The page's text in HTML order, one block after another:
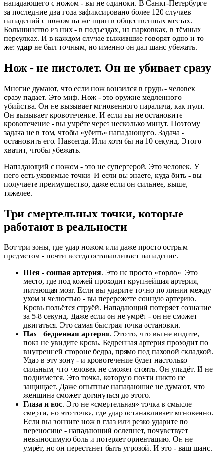
нападающего с ножом - вы не одиноки. В Санкт-Петербурге
за последние два года зафиксировано более 120 случаев
нападений с ножом на женщин в общественных местах.
Большинство из них - в подъездах, на парковках, в тёмных
переулках. И в каждом случае выжившие говорят одно и то
же: удар не был точным, но именно он дал шанс убежать.
Нож - не пистолет. Он не убивает сразу
Многие думают, что если нож вонзился в грудь - человек
сразу падает. Это миф. Нож - это оружие медленного
убийства. Он не вызывает мгновенного паралича, как пуля.
Он вызывает кровотечение. И если вы не остановите
кровотечение - вы умрёте через несколько минут. Поэтому
задача не в том, чтобы «убить» нападающего. Задача -
остановить его. Навсегда. Или хотя бы на 10 секунд. Этого
хватит, чтобы убежать.
Нападающий с ножом - это не супергерой. Это человек. У
него есть уязвимые точки. И если вы знаете, куда бить - вы
получаете преимущество, даже если он сильнее, выше,
тяжелее.
Три смертельных точки, которые
работают в реальности
Вот три зоны, где удар ножом или даже просто острым
предметом - почти всегда останавливает нападение.
Шея - сонная артерия. Это не просто «горло». Это
место, где под кожей проходит крупнейшая артерия,
питающая мозг. Если вы ударите точно по линии между
ухом и челюстью - вы перережете сонную артерию.
Кровь польётся струёй. Нападающий потеряет сознание
за 5-8 секунд. Даже если он не умрёт - он не сможет
двигаться. Это самая быстрая точка остановки.
Пах - бедренная артерия. Это то, что вы не видите,
пока не увидите кровь. Бедренная артерия проходит по
внутренней стороне бедра, прямо под паховой складкой.
Удар в эту зону - и кровотечение будет настолько
сильным, что человек не сможет стоять. Он упадёт. И не
поднимется. Это точка, которую почти никто не
защищает. Даже опытные нападающие не думают, что
женщина сможет дотянуться до этого.
Глаза и нос. Это не «смертельная» точка в смысле
смерти, но это точка, где удар останавливает мгновенно.
Если вы вонзите нож в глаз или резко ударите по
переносице - нападающий ослепнет, почувствует
невыносимую боль и потеряет ориентацию. Он не
умрёт, но он перестанет быть угрозой. И это - ваш шанс.